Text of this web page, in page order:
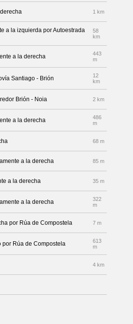
1 km
a la izquierda por Autoestrada
58
km
a la derecha
443
m
Santiago - Brión
12
km
Brión - Noia 2 km
a la derecha
486
m
68 m
a la derecha 85 m
a la derecha 35 m
a la derecha
322
m
por Rúa de Compostela 7 m
por Rúa de Compostela
613
m
4 km